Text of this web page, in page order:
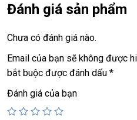
+ lcd15in retina with true
Thunderbolt 3
38,9tr
Đánh giá sản phẩm
Chưa có đánh giá nào.
Email của bạn sẽ không được
bắt buộc được đánh dấu *
Đánh giá của bạn